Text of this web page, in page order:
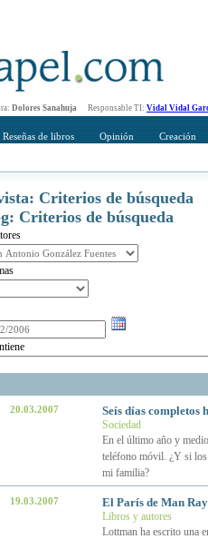
Dolores Sanahuja Responsable TI: Vidal Vidal
Reseñas de libros Opinión Creación
Criterios de búsqueda
Criterios de búsqueda
20.03.2007 Seís días completos
Sociedad
En el último año y
teléfono móvil. ¿Y si los
mi familia?
19.03.2007 El París de Man Ray
Libros y autores
Lottman ha escrito una